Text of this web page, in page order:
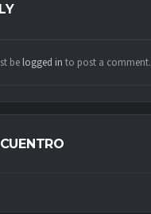
be logged in to post a comment.